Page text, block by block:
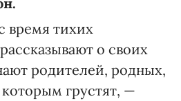
время тихих
о своих
родителей, родных,
грустят, —